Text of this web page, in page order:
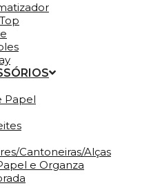
Papel
Cantoneiras/Alças
e Organza